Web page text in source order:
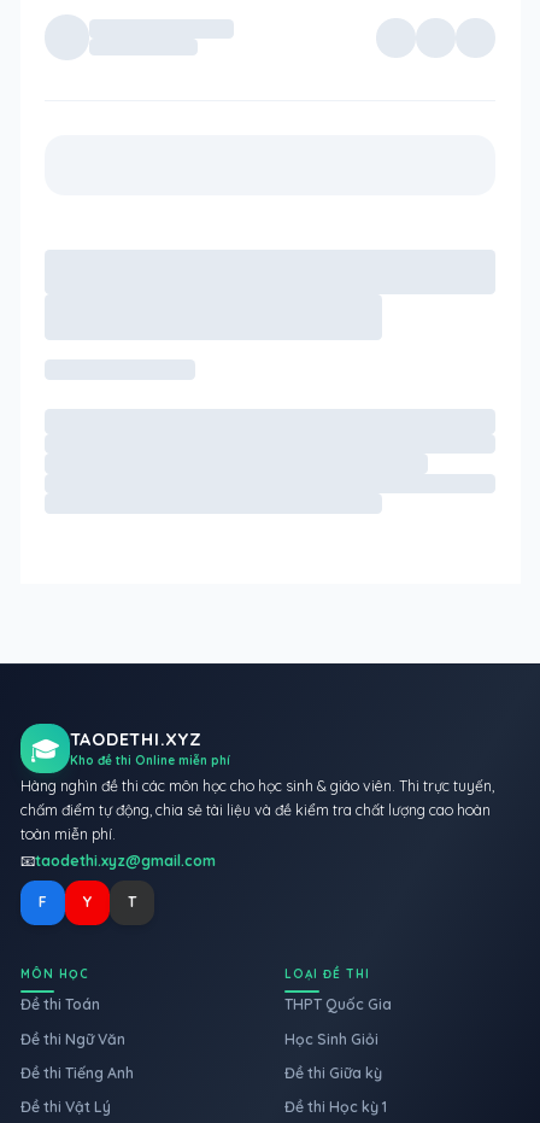
🎓 TAODETHI.XYZ
Kho đề thi Online miễn phí
Hàng nghìn đề thi các môn học cho học sinh & giáo viên. Thi trực tuyến,
chấm điểm tự động, chia sẻ tài liệu và đề kiểm tra chất lượng cao hoàn
toàn miễn phí.
📧taodethi.xyz@gmail.com
F Y T
MÔN HỌC
Đề thi Toán
Đề thi Ngữ Văn
Đề thi Tiếng Anh
Đề thi Vật Lý
LOẠI ĐỀ THI
THPT Quốc Gia
Học Sinh Giỏi
Đề thi Giữa kỳ
Đề thi Học kỳ 1